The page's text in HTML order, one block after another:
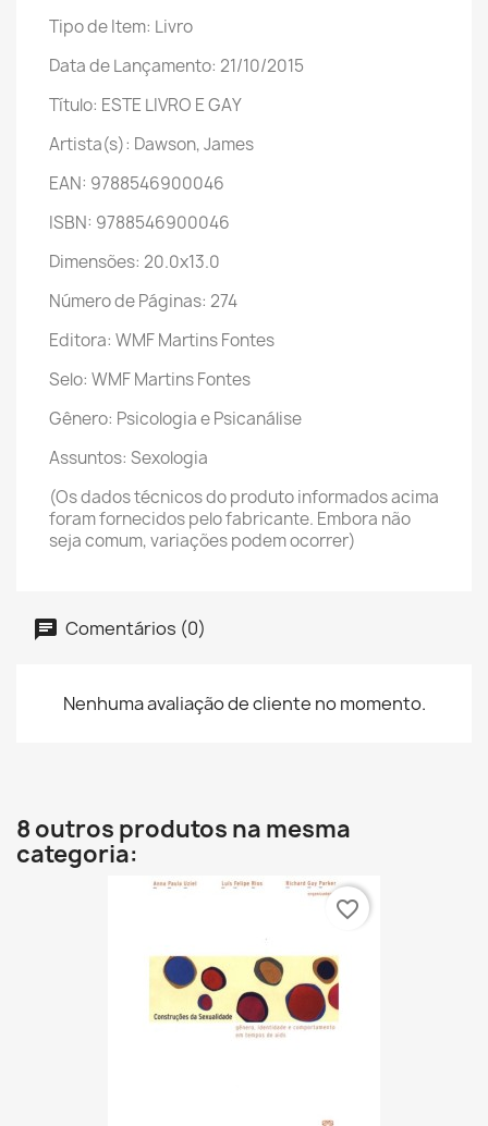
Tipo de Item: Livro
Data de Lançamento: 21/10/2015
Título: ESTE LIVRO E GAY
Artista(s): Dawson, James
EAN: 9788546900046
ISBN: 9788546900046
Dimensões: 20.0x13.0
Número de Páginas: 274
Editora: WMF Martins Fontes
Selo: WMF Martins Fontes
Gênero: Psicologia e Psicanálise
Assuntos: Sexologia
(Os dados técnicos do produto informados acima
foram fornecidos pelo fabricante. Embora não
seja comum, variações podem ocorrer)
Comentários (0)
Nenhuma avaliação de cliente no momento.
8 outros produtos na mesma
categoria:
favorite_border